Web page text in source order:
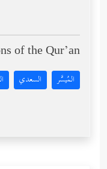
of the Qur’an:
المُيسَّر السعدي